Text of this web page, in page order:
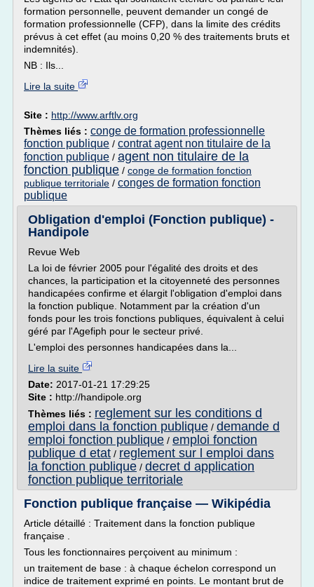
formation personnelle, peuvent demander un congé de
formation professionnelle (CFP), dans la limite des crédits
prévus à cet effet (au moins 0,20 % des traitements bruts et
indemnités).
NB : Ils...
Lire la suite
Site : http://www.arftlv.org
Thèmes liés : conge de formation professionnelle
fonction publique / contrat agent non titulaire de la
fonction publique / agent non titulaire de la
fonction publique / conge de formation fonction
publique territoriale / conges de formation fonction
publique
Obligation d'emploi (Fonction publique) -
Handipole
Revue Web
La loi de février 2005 pour l'égalité des droits et des
chances, la participation et la citoyenneté des personnes
handicapées confirme et élargit l'obligation d'emploi dans
la fonction publique. Notamment par la création d'un
fonds pour les trois fonctions publiques, équivalent à celui
géré par l'Agefiph pour le secteur privé.
L'emploi des personnes handicapées dans la...
Lire la suite
Date: 2017-01-21 17:29:25
Site : http://handipole.org
Thèmes liés : reglement sur les conditions d
emploi dans la fonction publique / demande d
emploi fonction publique / emploi fonction
publique d etat / reglement sur l emploi dans
la fonction publique / decret d application
fonction publique territoriale
Fonction publique française — Wikipédia
Article détaillé : Traitement dans la fonction publique
française .
Tous les fonctionnaires perçoivent au minimum :
un traitement de base : à chaque échelon correspond un
indice de traitement exprimé en points. Le montant brut de